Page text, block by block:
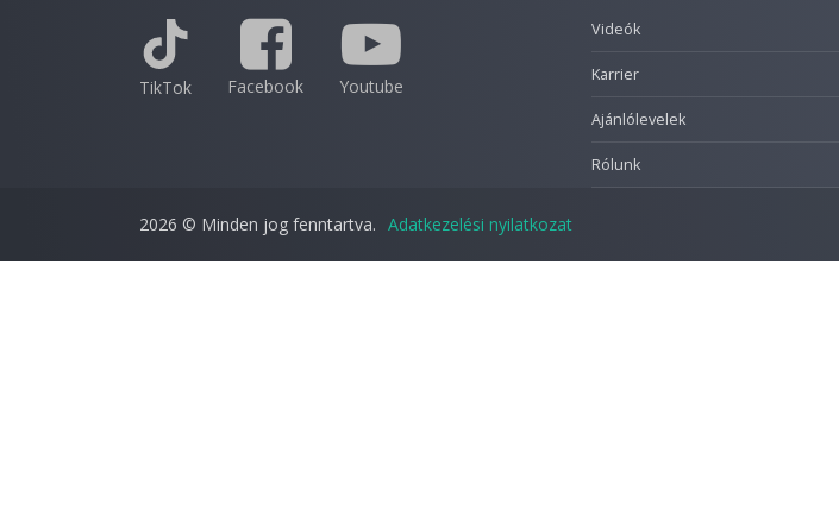
TikTok Facebook Youtube
Videók
Karrier
Ajánlólevelek
Rólunk
2026 © Minden jog fenntartva. Adatkezelési nyilatkozat